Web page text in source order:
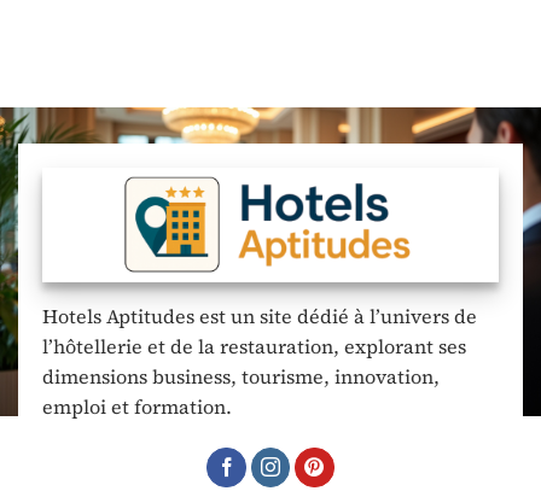
Hotels Aptitudes est un site dédié à l’univers de
l’hôtellerie et de la restauration, explorant ses
dimensions business, tourisme, innovation,
emploi et formation.